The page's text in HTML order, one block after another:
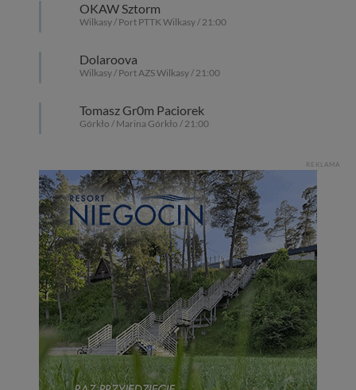
OKAW Sztorm
Wilkasy / Port PTTK Wilkasy / 21:00
Dolaroova
Wilkasy / Port AZS Wilkasy / 21:00
Tomasz Gr0m Paciorek
Górkło / Marina Górkło / 21:00
REKLAMA